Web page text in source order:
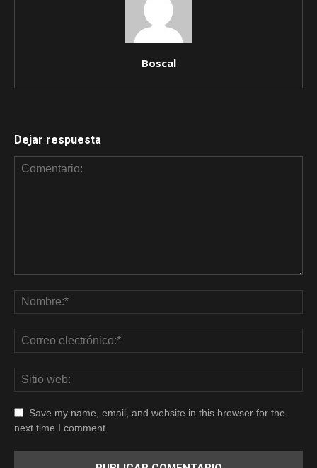
Boscal
Dejar respuesta
Save my name, email, and website in this browser for the
next time I comment.